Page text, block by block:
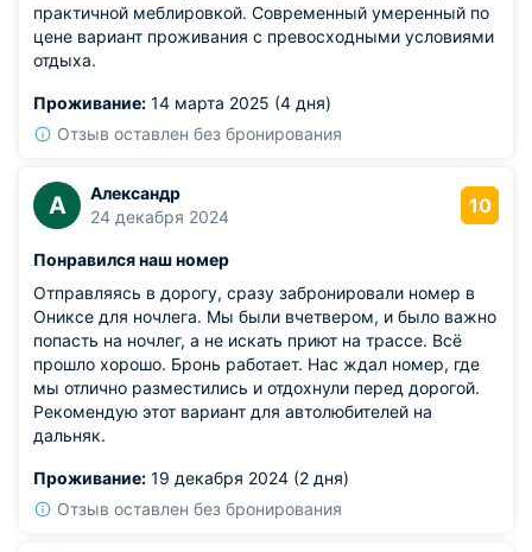
практичной меблировкой. Современный умеренный по
цене вариант проживания с превосходными условиями
отдыха.
Проживание: 14 марта 2025 (4 дня)
Отзыв оставлен без бронирования
А
Александр
24 декабря 2024
10
Понравился наш номер
Отправляясь в дорогу, сразу забронировали номер в
Ониксе для ночлега. Мы были вчетвером, и было важно
попасть на ночлег, а не искать приют на трассе. Всё
прошло хорошо. Бронь работает. Нас ждал номер, где
мы отлично разместились и отдохнули перед дорогой.
Рекомендую этот вариант для автолюбителей на
дальняк.
Проживание: 19 декабря 2024 (2 дня)
Отзыв оставлен без бронирования